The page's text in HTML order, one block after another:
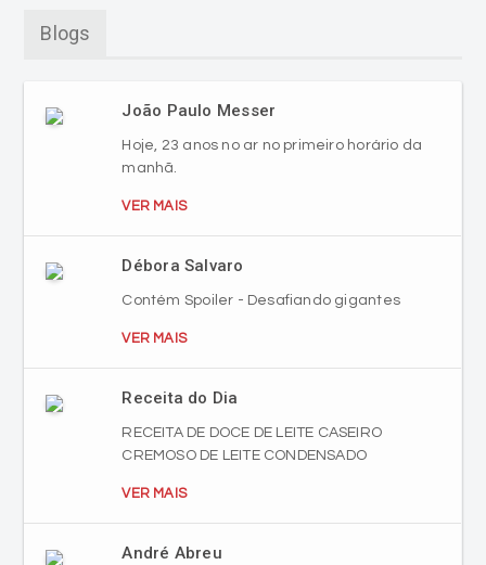
Blogs
João Paulo Messer
Hoje, 23 anos no ar no primeiro horário da
manhã.
VER MAIS
Débora Salvaro
Contém Spoiler - Desafiando gigantes
VER MAIS
Receita do Dia
RECEITA DE DOCE DE LEITE CASEIRO
CREMOSO DE LEITE CONDENSADO
VER MAIS
André Abreu